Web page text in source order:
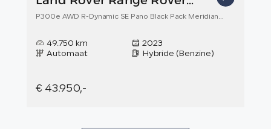
Evoque
P300e AWD R-Dynamic SE Pano Black Pack Meridian
49.750 km
2023
Automaat
Hybride (Benzine)
€ 43.950,-